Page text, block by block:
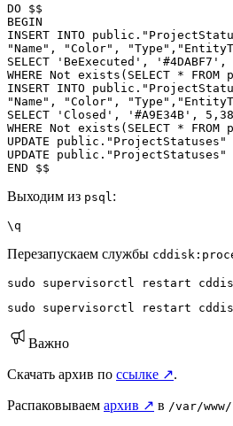
DO $$
BEGIN
INSERT INTO
"Name", "Color",
SELECT 'BeExecuted', '#4DABF7',
WHERE Not exists(SELECT *
INSERT INTO
"Name", "Color",
SELECT 'Closed', '#A9E34B', 5,38
WHERE Not exists(SELECT *
UPDATE public."ProjectStatuses"
UPDATE public."ProjectStatuses"
END $$
Выходим из psql :
\q
Перезапускаем службы
sudo supervisorctl restart
sudo supervisorctl restart
Важно
Скачать архив по ссылке ↗.
Распаковываем архив ↗ в /var/